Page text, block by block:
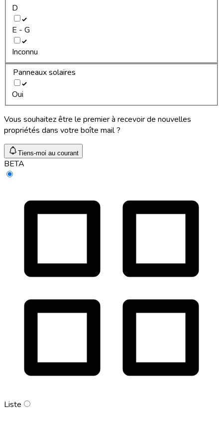
D
E - G
Inconnu
Panneaux solaires
Oui
Vous souhaitez être le premier à recevoir de nouvelles
propriétés dans votre boîte mail ?
Tiens-moi au courant
BETA
Liste